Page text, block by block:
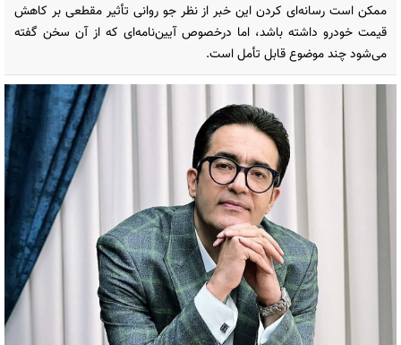
ممکن است رسانه‌ای کردن این خبر از نظر جو روانی تأثیر مقطعی بر کاهش
قیمت خودرو داشته باشد، اما درخصوص آیین‌نامه‌ای که از آن سخن گفته
می‌شود چند موضوع قابل تأمل است.